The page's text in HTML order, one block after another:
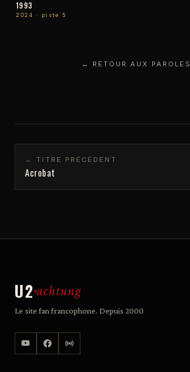
1993
2024 · piste 5
← RETOUR AUX PAROLES
← TITRE PRÉCÉDENT
Acrobat
U2 achtung
Le site fan francophone. Depuis 2000